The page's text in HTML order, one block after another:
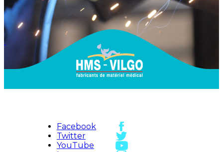
Facebook
Twitter
YouTube